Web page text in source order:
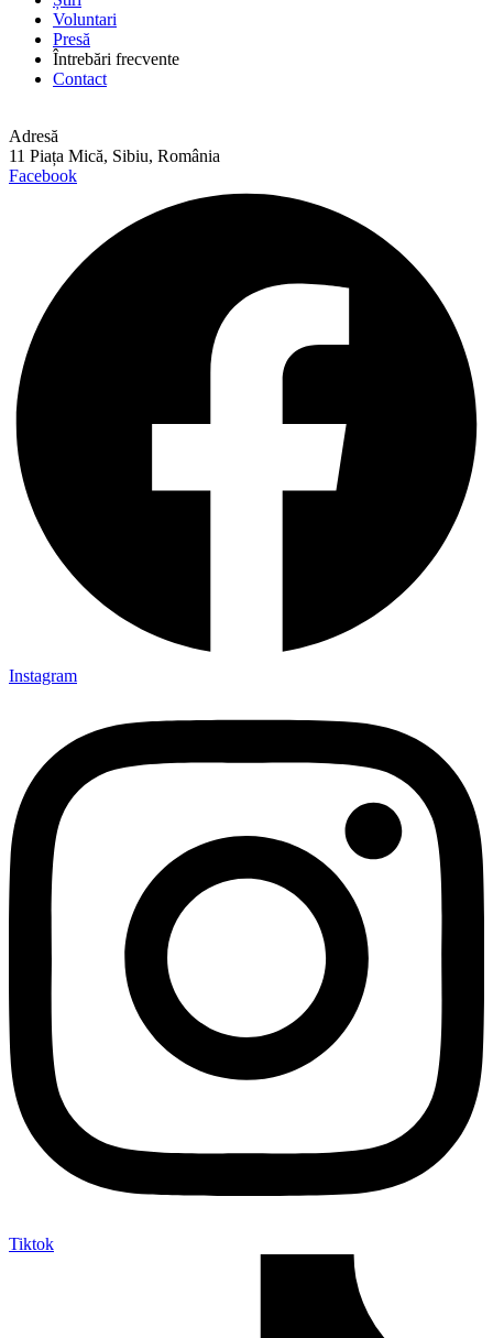
Voluntari
Presă
Întrebări frecvente
Contact
Adresă
11 Piața Mică, Sibiu, România
Facebook
Instagram
Tiktok